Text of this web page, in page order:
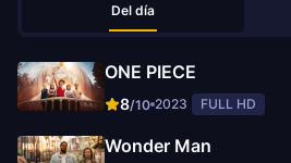
Del día
ONE PIECE
8/10 2023 FULL HD
Wonder Man